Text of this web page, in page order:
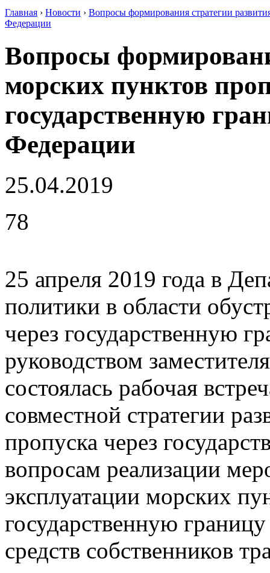
Вы здесь
Главная › Новости › Вопросы формирования стратегии
Федерации
Вопросы
морских пунктов
государственную
Федерации
25.04.2019
78
25 апреля 2019 года в
политики в области
через государственную
руководством
состоялась рабочая
совместной стратегии
пропуска через
вопросам реализации
эксплуатации морских
государственную
средств собственников